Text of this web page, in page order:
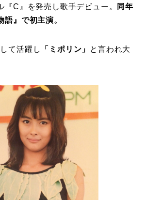
『C』を発売し歌手デビュー。
同年
語』で初主演。
て活躍し 「ミポリン」
と言われ大